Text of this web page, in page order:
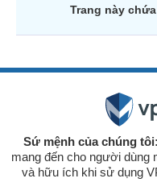
Trang này
Sứ mệnh của chúng tôi:
mang đến cho người dùng
và hữu ích khi sử dụng